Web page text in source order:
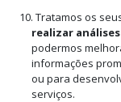
10. Tratamos os
realizar
podermos
informações
ou para
serviços.